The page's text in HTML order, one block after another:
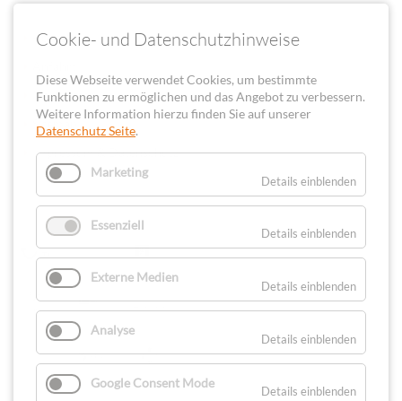
Kontakt
Newsletter
Sitemap
Impressum & Datenschutz
PARTNER & NETZWERKE
Cookie- und Datenschutzhinweise
Diese Webseite verwendet Cookies, um bestimmte
Funktionen zu ermöglichen und das Angebot zu verbessern.
Weitere Information hierzu finden Sie auf unserer
Datenschutz Seite.
Marketing
Details einblenden
Essenziell
Details einblenden
Externe Medien
Details einblenden
Analyse
Details einblenden
Google Consent Mode
Details einblenden